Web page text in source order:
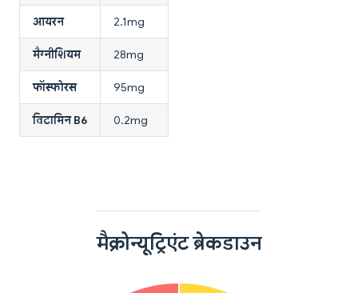
आयरन 2.1mg
मैग्नीशियम 28mg
फॉस्फोरस 95mg
विटामिन B6 0.2mg
मैक्रोन्यूट्रिएंट ब्रेकडाउन